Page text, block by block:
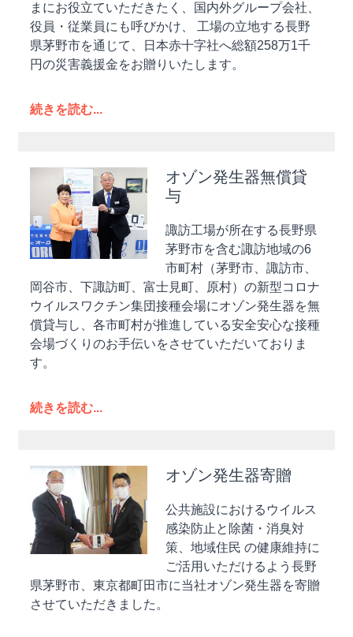
まにお役立ていただきたく、国内外グループ会社、
役員・従業員にも呼びかけ、 工場の立地する長野
県茅野市を通じて、日本赤十字社へ総額258万1千
円の災害義援金をお贈りいたします。
続きを読む...
オゾン発生器無償貸
与
諏訪工場が所在する長野県
茅野市を含む諏訪地域の6
市町村（茅野市、諏訪市、
岡谷市、下諏訪町、富士見町、原村）の新型コロナ
ウイルスワクチン集団接種会場にオゾン発生器を無
償貸与し、各市町村が推進している安全安心な接種
会場づくりのお手伝いをさせていただいておりま
す。
続きを読む...
オゾン発生器寄贈
公共施設におけるウイルス
感染防止と除菌・消臭対
策、地域住民 の健康維持に
ご活用いただけるよう長野
県茅野市、東京都町田市に当社オゾン発生器を寄贈
させていただきました。